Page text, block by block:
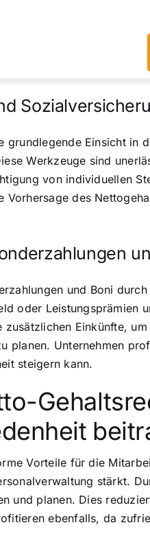
grundlegende Einsicht in
Werkzeuge sind
von individuellen
Vorhersage des
und Boni
oder Leistungsprämien
Einkünfte,
planen. Unternehmen
steigern kann.
Vorteile für die
stärkt.
und planen. Dies
ebenfalls, da